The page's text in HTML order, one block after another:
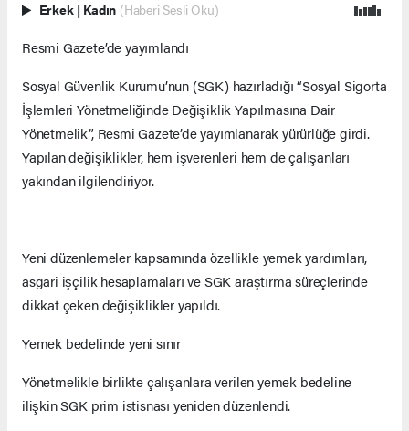
Erkek | Kadın (Haberi Sesli Oku)
Resmi Gazete’de yayımlandı
Sosyal Güvenlik Kurumu’nun (SGK) hazırladığı “Sosyal Sigorta
İşlemleri Yönetmeliğinde Değişiklik Yapılmasına Dair
Yönetmelik”, Resmi Gazete’de yayımlanarak yürürlüğe girdi.
Yapılan değişiklikler, hem işverenleri hem de çalışanları
yakından ilgilendiriyor.
Yeni düzenlemeler kapsamında özellikle yemek yardımları,
asgari işçilik hesaplamaları ve SGK araştırma süreçlerinde
dikkat çeken değişiklikler yapıldı.
Yemek bedelinde yeni sınır
Yönetmelikle birlikte çalışanlara verilen yemek bedeline
ilişkin SGK prim istisnası yeniden düzenlendi.